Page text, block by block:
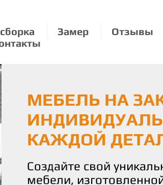
Замер Отзывы
МЕБЕЛЬ НА
КАЖДОЙ
Создайте свой
мебели,
ЭКОЛОГИЧНАЯ
О ПРИРОДЕ И
Мы бережно
используя только
материалы для
МЕБЕЛЬ ПО
РАЗМЕРУ:
С нами вы получаете
истинное